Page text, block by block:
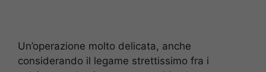
Un’operazione molto delicata, anche
considerando il legame strettissimo fra i